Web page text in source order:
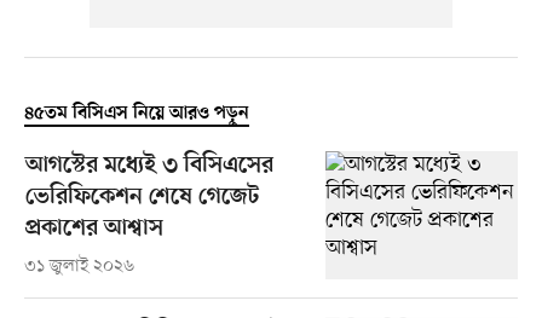
৪৫তম বিসিএস নিয়ে আরও পড়ুন
আগস্টের মধ্যেই ৩ বিসিএসের
ভেরিফিকেশন শেষে গেজেট
প্রকাশের আশ্বাস
৩১ জুলাই ২০২৬